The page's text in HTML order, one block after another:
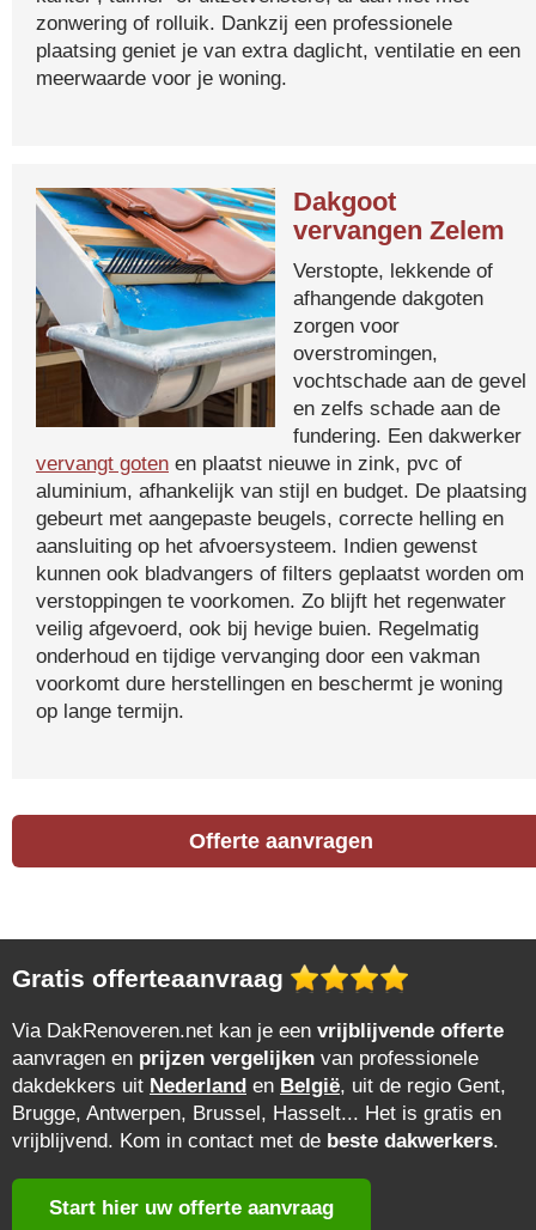
zonwering of rolluik. Dankzij een professionele
plaatsing geniet je van extra daglicht, ventilatie en een
meerwaarde voor je woning.
Dakgoot
vervangen Zelem
Verstopte, lekkende of
afhangende dakgoten
zorgen voor
overstromingen,
vochtschade aan de gevel
en zelfs schade aan de
fundering. Een dakwerker
vervangt goten en plaatst nieuwe in zink, pvc of
aluminium, afhankelijk van stijl en budget. De plaatsing
gebeurt met aangepaste beugels, correcte helling en
aansluiting op het afvoersysteem. Indien gewenst
kunnen ook bladvangers of filters geplaatst worden om
verstoppingen te voorkomen. Zo blijft het regenwater
veilig afgevoerd, ook bij hevige buien. Regelmatig
onderhoud en tijdige vervanging door een vakman
voorkomt dure herstellingen en beschermt je woning
op lange termijn.
Offerte aanvragen
Gratis offerteaanvraag
Via DakRenoveren.net kan je een vrijblijvende offerte
aanvragen en prijzen vergelijken van professionele
dakdekkers uit Nederland en België, uit de regio Gent,
Brugge, Antwerpen, Brussel, Hasselt... Het is gratis en
vrijblijvend. Kom in contact met de beste dakwerkers.
Start hier uw offerte aanvraag